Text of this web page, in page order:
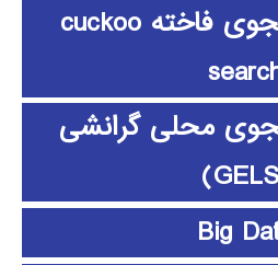
الگوریتم جستجوی فاخته cuckoo
محلی گرانشی
Big